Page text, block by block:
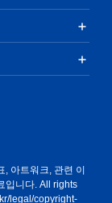
아트워크, 관련 이
입니다. All rights
legal/copyright-